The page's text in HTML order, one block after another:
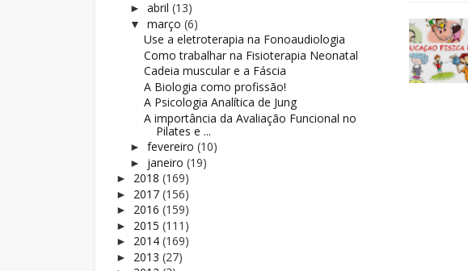
► abril (13)
▼ março (6)
Use a eletroterapia na Fonoaudiologia
Como trabalhar na Fisioterapia Neonatal
Cadeia muscular e a Fáscia
A Biologia como profissão!
A Psicologia Analítica de Jung
A importância da Avaliação Funcional no
Pilates e ...
► fevereiro (10)
► janeiro (19)
► 2018 (169)
► 2017 (156)
► 2016 (159)
► 2015 (111)
► 2014 (169)
► 2013 (27)